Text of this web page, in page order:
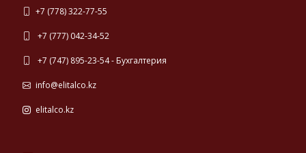
+7 (778) 322-77-55
+7 (777) 042-34-52
+7 (747) 895-23-54 - Бухгалтерия
info@elitalco.kz
elitalco.kz